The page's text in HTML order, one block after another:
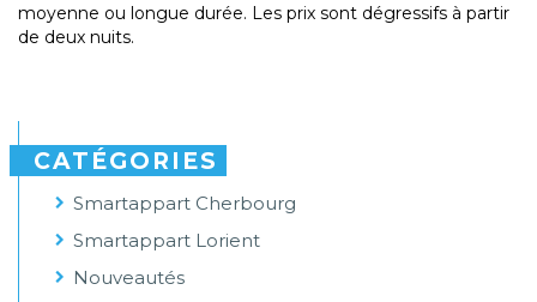
moyenne ou longue durée. Les prix sont dégressifs à partir
de deux nuits.
CATÉGORIES
Smartappart Cherbourg
Smartappart Lorient
Nouveautés